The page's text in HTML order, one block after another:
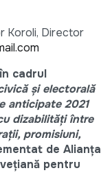
Koroli, Director
cadrul
și electorală
anticipate 2021
dizabilități între
promisiuni,
de Alianța
pentru